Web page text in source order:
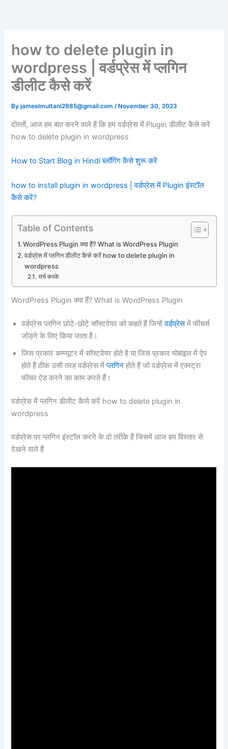
how to delete plugin in
wordpress | वर्डप्रेस में प्लगिन
डीलीट कैसे करें
Byjameelmultani2985@gmail.com/ November 30, 2023
दोस्तों, आज हम बात करने वाले हैं कि हम वर्डप्रेस में Plugin डीलीट कैसे करें
how to delete plugin in wordpress
How to Start Blog in Hindi ब्लॉगिंग कैसे शुरू करें
how to install plugin in wordpress | वर्डप्रेस में Plugin इंस्टॉल
कैसे करें?
Table of Contents
WordPress Plugin क्या हैं? What is WordPress Plugin
वर्डप्रेस में प्लगिन डीलीट कैसे करें how to delete plugin in
wordpress
सर्च करके
WordPress Plugin क्या हैं? What is WordPress Plugin
वर्डप्रेस प्लगिन छोटे-छोटे सॉफ्टवेयर को कहते हैं जिन्हेंवर्डप्रेसमें फीचर्स
जोड़ने के लिए किया जाता है।
जिस प्रकार कम्प्यूटर में सॉफ्टवेयर होते है या जिस प्रकार मोबाइल में ऐप
होते हैं ठीक उसी तरह वर्डप्रेस मेंप्लगिनहोते हैं जो वर्डप्रेस में एक्स्ट्रा
फीचर ऐड करने का काम करते हैं।
वर्डप्रेस में प्लगिन डीलीट कैसे करें how to delete plugin in
wordpress
वर्डप्रेस पर प्लगिन इंस्टॉल करने के दो तरीके हैं जिसमें आज हम विस्तार से
देखने वाले हैं